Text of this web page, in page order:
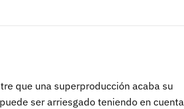
que una superproducción acaba su
ser arriesgado teniendo en cuenta